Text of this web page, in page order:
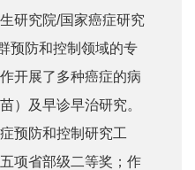
研究院/国家癌症研究
预防和控制领域的专
开展了多种癌症的病
）及早诊早治研究。
预防和控制研究工
项省部级二等奖；作